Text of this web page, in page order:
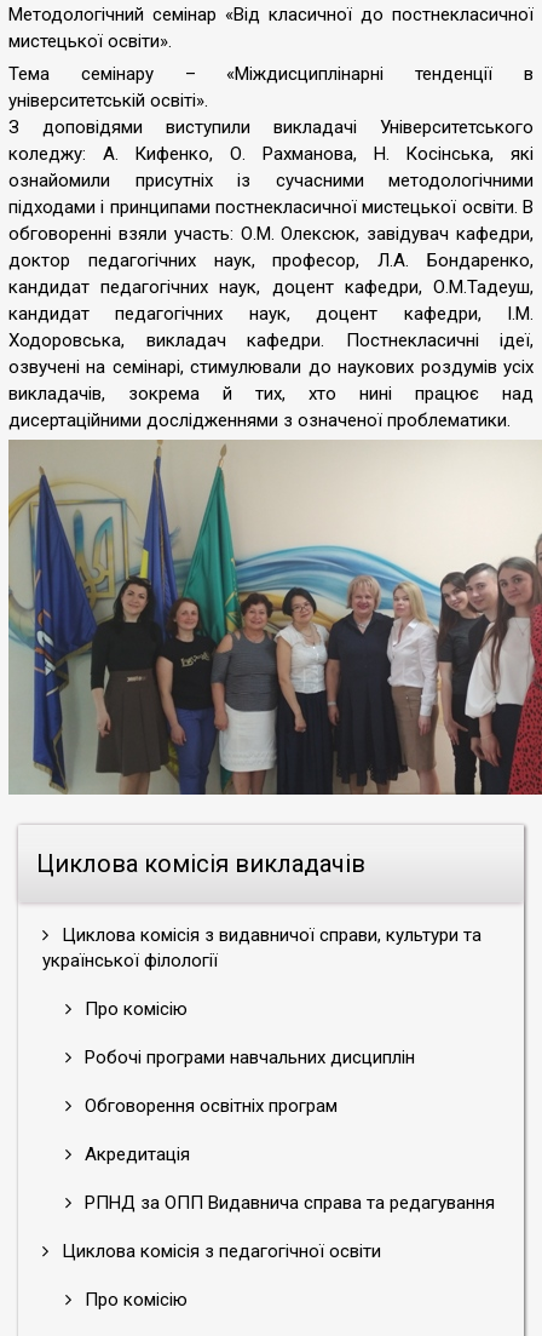
Циклова комісія викладачів
Циклова комісія з видавничої справи, культури та
української філології
Про комісію
Робочі програми навчальних дисциплін
Обговорення освітніх програм
Акредитація
РПНД за ОПП Видавнича справа та редагування
Циклова комісія з педагогічної освіти
Про комісію
Методологічний семінар «Від класичної до постнекласичної
мистецької освіти».
Тема семінару – «Міждисциплінарні тенденції в
університетській освіті».
З доповідями виступили викладачі Університетського
коледжу: А. Кифенко, О. Рахманова, Н. Косінська, які
ознайомили присутніх із сучасними методологічними
підходами і принципами постнекласичної мистецької освіти. В
обговоренні взяли участь: О.М. Олексюк, завідувач кафедри,
доктор педагогічних наук, професор, Л.А. Бондаренко,
кандидат педагогічних наук, доцент кафедри, О.М.Тадеуш,
кандидат педагогічних наук, доцент кафедри, І.М.
Ходоровська, викладач кафедри. Постнекласичні ідеї,
озвучені на семінарі, стимулювали до наукових роздумів усіх
викладачів, зокрема й тих, хто нині працює над
дисертаційними дослідженнями з означеної проблематики.